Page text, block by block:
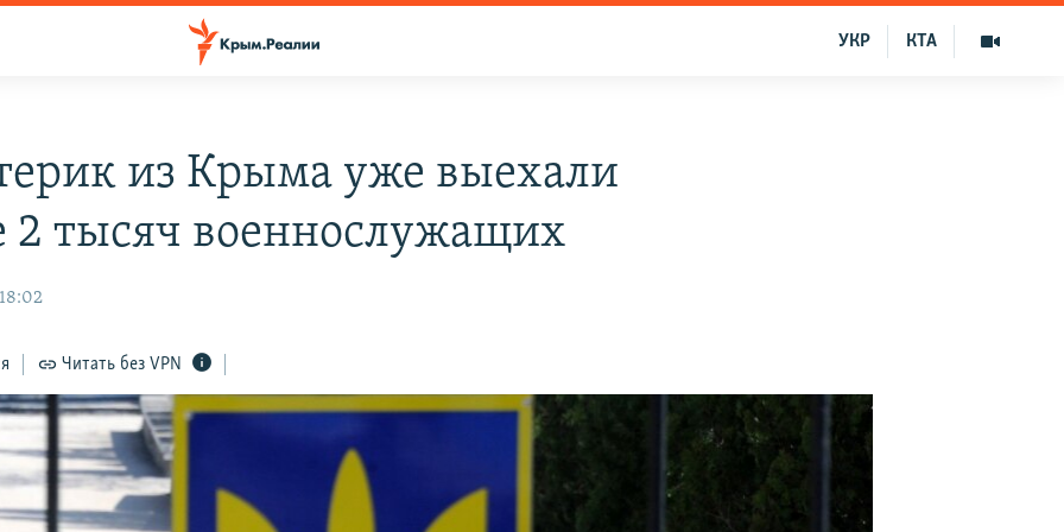
КТА
УКР
из Крыма уже выехали
тысяч военнослужащих
Читать без VPN